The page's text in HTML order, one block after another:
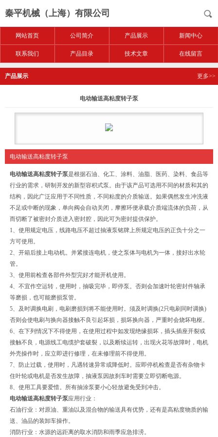
秦平机械（上海）有限公司
网站首页 公司简介 产品展示 新闻中心
联系我们 产品目录 技术文章 在线留言
产品展示 更多>>
电动输送高粘度转子泵
电动输送高粘度转子泵
电动输送高粘度转子泵是根据石油、化工、涂料、油脂、医药、染料、食品等
行业的需求，研制开发的新型容积式泵。由于该产品可选用不同的材质和其的
结构，因此广泛应用于不同性质，不同粘度的介质输送。如果偶然发生冲洗液
不足或中断的现象，单向阀会自动关闭，摩擦环便承载介质端流体的负荷，从
而切断了被密封介质进入密封腔，因此可为密封提供保护。
1、使用规定电压，线路电压不超过抽液泵铭牌上所规定电压的正负十分之一
方可使用。
2、开箱后接上电动机。并紧接连电机，使之泵体与电机为一体，接好出水轮
管。
3、使用前检查各部件外型完好才能开机使用。
4、不宜作空运转，使用时，抽吸完毕，即停泵。否则会加速叶轮密封件轴承
等磨损，也可能磨损泵管。
5、及时调换电刷，电刷磨损到将不能使用时。须及时调换(2只电刷同时调换)
否则会使电刷与换向器接触不良引起坏损，损坏换向器，严重时会烧坏电枢。
6、在下列情况下不得使用，在使用过程中如发现绝缘损坏，插头插座开裂或
接触不良，电源线工电缆护套破裂，以及断续运转，出现火花等故障时，电机
外壳操作时，应立即进行修理，在未修理前不得使用。
7、防止过载，使用时，凡遇转速异常或降低时。应即停机检查是否有杂物卡
住叶轮或电机是否发生故障，抽液泵因故刹车时需要立即切断电源。
8、使用工具要爱惜。所有抽涂泵要小心轻放避免受到冲击。
电动输送高粘度转子泵应用行业：
石油行业：对原油、重油以及混合物的输送具有优势，还有是高粘度物质的输
送、油品的装卸车操作。
消防行业：水源的远距离的取水消防和雨季应急排涝。